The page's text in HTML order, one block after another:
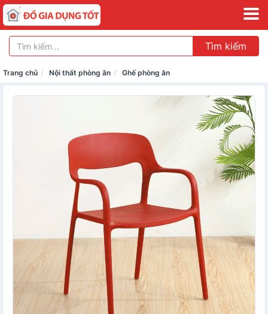
Tìm kiếm
Trang chủ Nội thất phòng ăn Ghế phòng ăn